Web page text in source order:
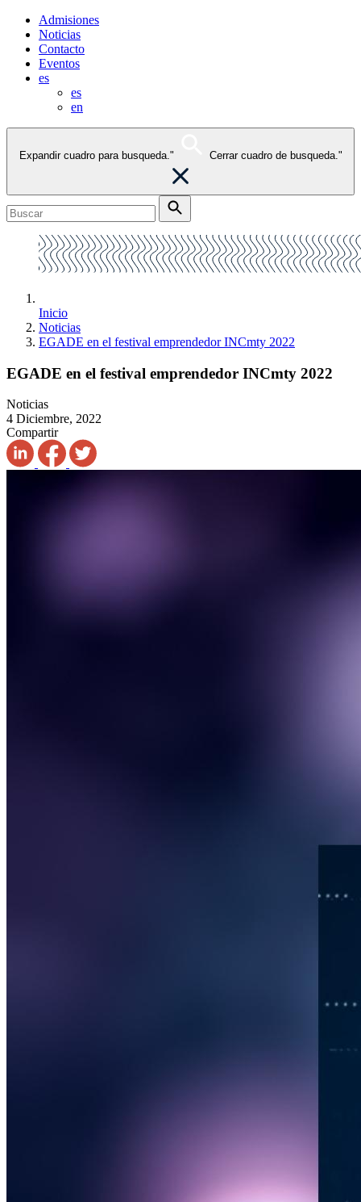
Admisiones
Noticias
Contacto
Eventos
es
es
en
Expandir cuadro para busqueda." Cerrar cuadro de busqueda."
Inicio
Noticias
EGADE en el festival emprendedor INCmty 2022
EGADE en el festival emprendedor INCmty 2022
Noticias
4 Diciembre, 2022
Compartir